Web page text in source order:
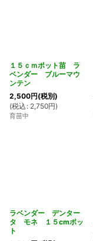
並び順 :
１５ｃｍポット苗 ラ
ベンダー ブルーマウ
ンテン
2,500円(税別)
(税込 : 2,750円)
育苗中
ラベンダー デンター
タ モネ １５cmポッ
ト